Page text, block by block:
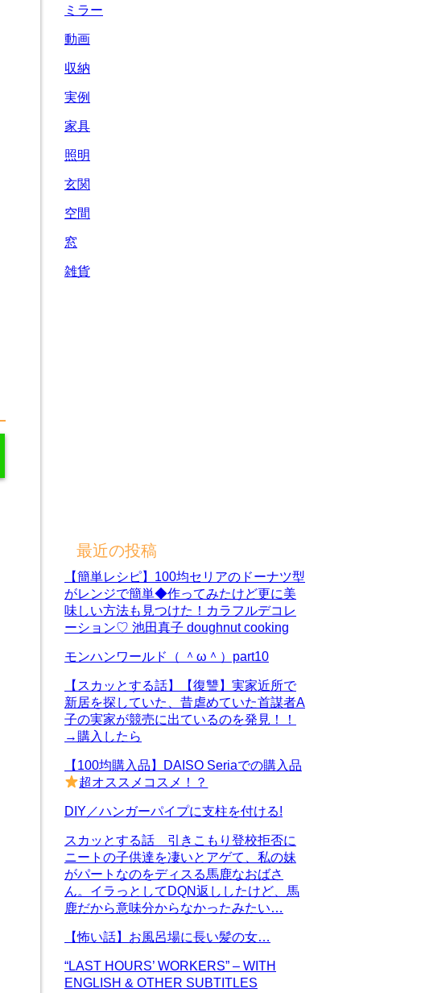
ミラー
動画
収納
実例
家具
照明
玄関
空間
窓
雑貨
最近の投稿
【簡単レシピ】100均セリアのドーナツ型
がレンジで簡単◆作ってみたけど更に美
味しい方法も見つけた！カラフルデコレ
ーション♡ 池田真子 doughnut cooking
モンハンワールド（ ＾ω＾）part10
【スカッとする話】【復讐】実家近所で
新居を探していた、昔虐めていた首謀者A
子の実家が競売に出ているのを発見！！
→購入したら
【100均購入品】DAISO Seriaでの購入品
超オススメコスメ！？
DIY／ハンガーパイプに支柱を付ける!
スカッとする話 引きこもり登校拒否に
ニートの子供達を凄いとアゲて、私の妹
がパートなのをディスる馬鹿なおばさ
ん。イラっとしてDQN返ししたけど、馬
鹿だから意味分からなかったみたい…
【怖い話】お風呂場に長い髪の女…
“LAST HOURS’ WORKERS” – WITH
ENGLISH & OTHER SUBTITLES